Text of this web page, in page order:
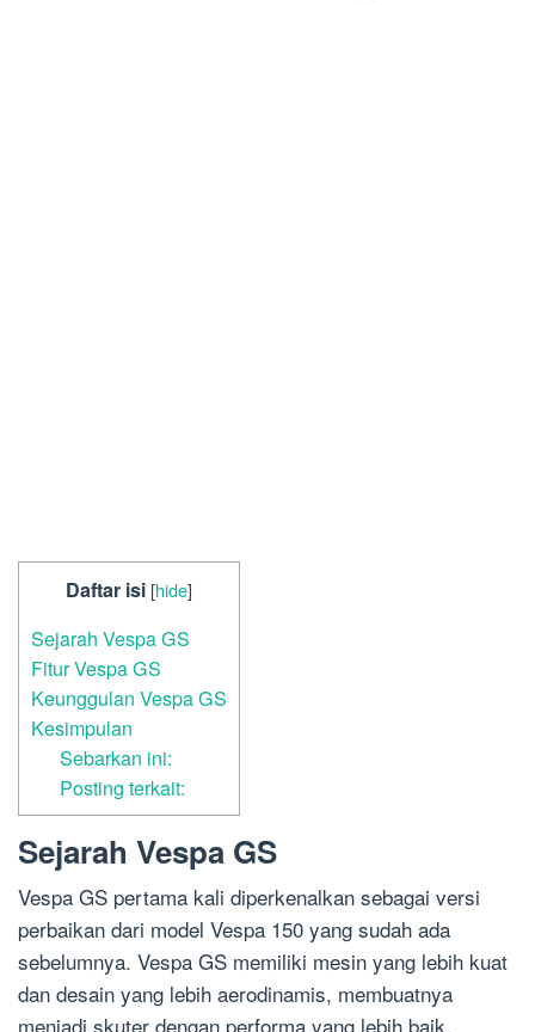
Daftar isi [hide]
Sejarah Vespa GS
Fitur Vespa GS
Keunggulan Vespa GS
Kesimpulan
Sebarkan ini:
Posting terkait:
Sejarah Vespa GS
Vespa GS pertama kali diperkenalkan sebagai versi
perbaikan dari model Vespa 150 yang sudah ada
sebelumnya. Vespa GS memiliki mesin yang lebih kuat
dan desain yang lebih aerodinamis, membuatnya
menjadi skuter dengan performa yang lebih baik.